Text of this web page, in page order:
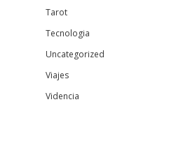
Tarot
Tecnologia
Uncategorized
Viajes
Videncia